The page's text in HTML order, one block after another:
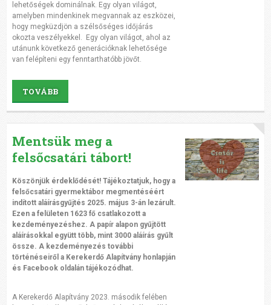
lehetőségek dominálnak. Egy olyan világot,
amelyben mindenkinek megvannak az eszközei,
hogy megküzdjön a szélsőséges időjárás
okozta veszélyekkel. Egy olyan világot, ahol az
utánunk következő generációknak lehetősége
van felépíteni egy fenntarthatóbb jövőt.
TOVÁBB
Mentsük meg a
felsőcsatári tábort!
Köszönjük érdeklődését! Tájékoztatjuk, hogy a
felsőcsatári gyermektábor megmentéséért
indított aláírásgyűjtés 2025. május 3-án lezárult.
Ezen a felületen 1623 fő csatlakozott a
kezdeményezéshez. A papír alapon gyűjtött
aláírásokkal együtt több, mint 3000 aláírás gyűlt
össze. A kezdeményezés további
történéseiről a Kerekerdő Alapítvány honlapján
és Facebook oldalán tájékozódhat.
A Kerekerdő Alapítvány 2023. második felében